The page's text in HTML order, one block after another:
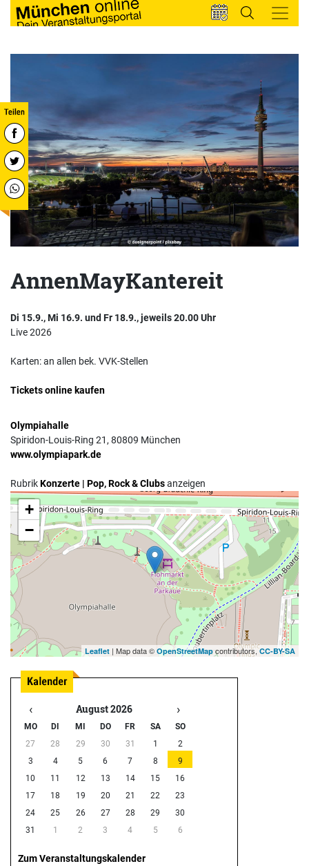
AnnenMayKantereit
Di 15.9., Mi 16.9. und Fr 18.9., jeweils 20.00 Uhr
Live 2026
Karten: an allen bek. VVK-Stellen
Tickets online kaufen
Olympiahalle
Spiridon-Louis-Ring 21, 80809 München
www.olympiapark.de
RubrikKonzerte | Pop, Rock & Clubsanzeigen
Anfahrt mit dem MVV
+
−
Leaflet | Map data © OpenStreetMap contributors,CC-BY-SA
‹ August 2026 ›
MO DI MI DO FR SA
SO
27
28 29 30 31 1
2
3
4 5 6 7 8
9
10
11 12 13 14 15
16
17
18 19 20 21 22
23
24
25 26 27 28 29
30
31
1 2 3 4 5 6
Zum Veranstaltungskalender